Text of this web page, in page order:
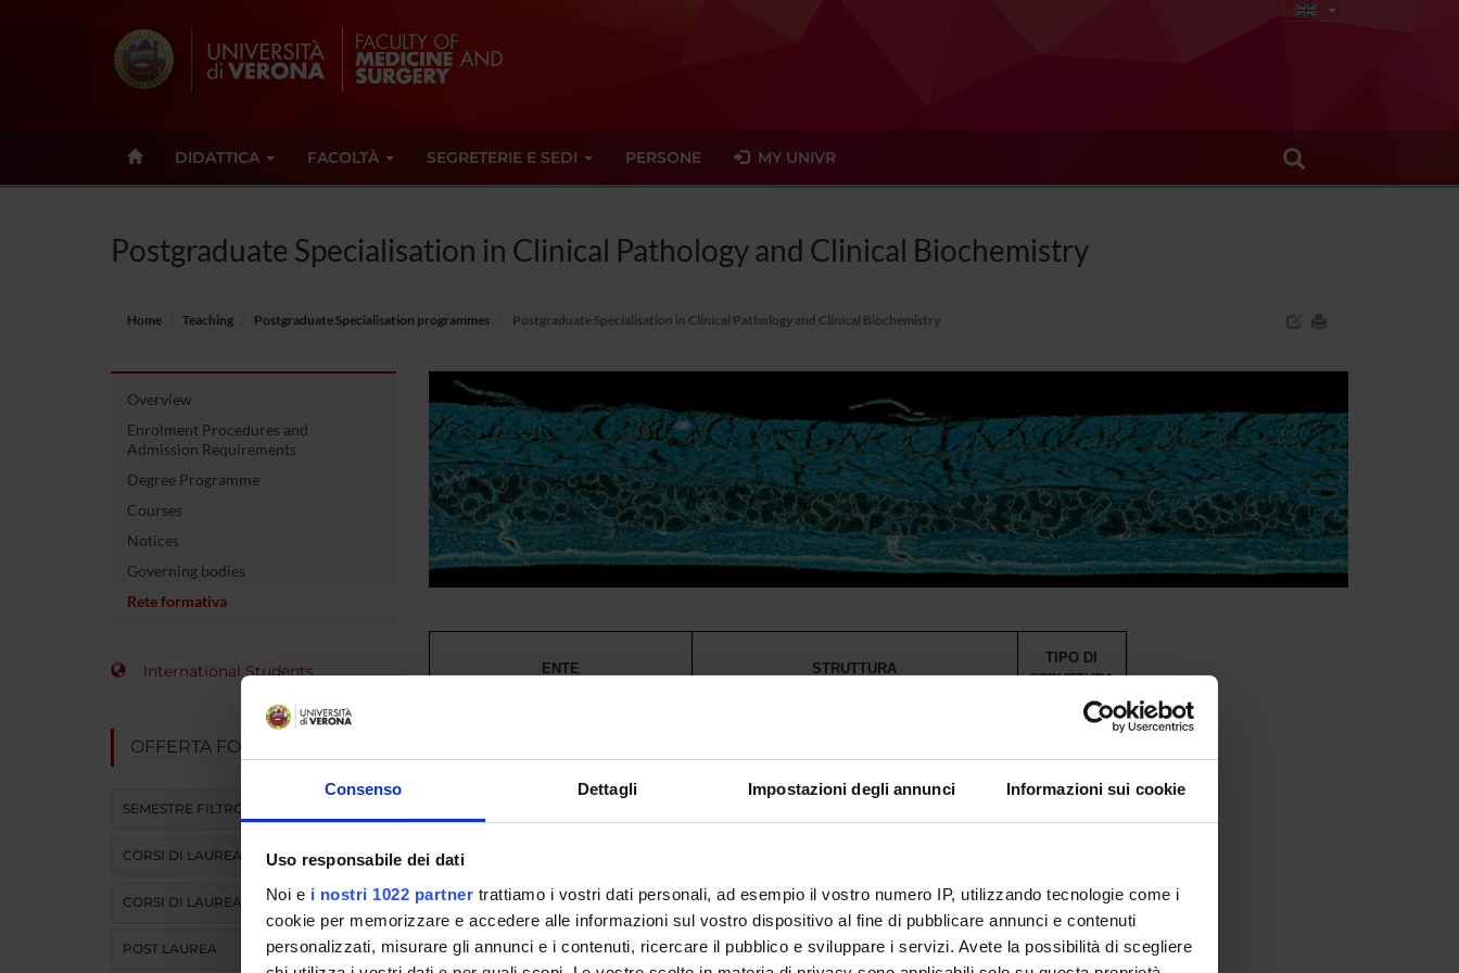
Consenso Dettagli Impostazioni degli annunci Informazioni sui cookie
Uso responsabile dei dati
Noi e i nostri 1022 partner trattiamo i vostri dati personali, ad esempio il vostro numero IP, utilizzando tecnologie come i
cookie per memorizzare e accedere alle informazioni sul vostro dispositivo al fine di pubblicare annunci e contenuti
personalizzati, misurare gli annunci e i contenuti, ricercare il pubblico e sviluppare i servizi. Avete la possibilità di scegliere
DIDATTICA FACOLTÀ SEGRETERIE E SEDI PERSONE MY UNIVR
Postgraduate Specialisation in Clinical Pathology and Clinical Biochemistry
Home Teaching Postgraduate Specialisation programmes Postgraduate Specialisation in Clinical Pathology and Clinical Biochemistry
Overview
Enrolment Procedures and
Admission Requirements
Degree Programme
Courses
Notices
Governing bodies
Rete formativa
International Students
OFFERTA FORMATIVA
SEMESTRE FILTRO
CORSI DI LAUREA
CORSI DI LAUREA MAGISTRALE
POST LAUREA
ENTE STRUTTURA
TIPO DI
STRUTTURA
Azienda Ospedaliera Universitaria
Integrata Verona
Policlinico "G.B. Rossi" - U.O. di Laboratorio
Analisi
Azienda ULSS 9 Scaligera
Ospedale "Mater Salutis" di Legnago - U.O. di
Laboratorio analisi
Collegata